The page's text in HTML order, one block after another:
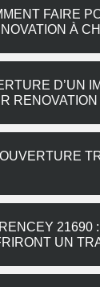
FAIRE
À
D’UN
RENOVATION
21690
UN